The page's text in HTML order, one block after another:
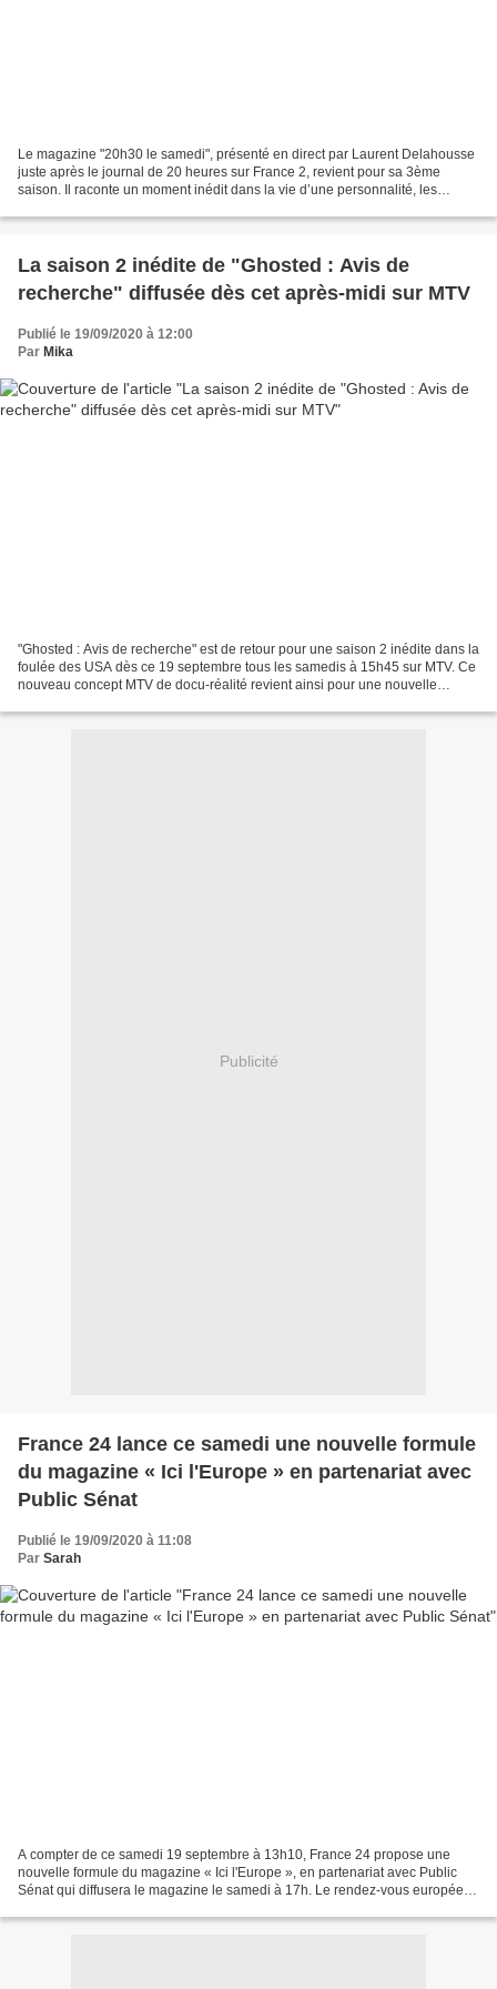
Le magazine "20h30 le samedi", présenté en direct par Laurent Delahousse
juste après le journal de 20 heures sur France 2, revient pour sa 3ème
saison. Il raconte un moment inédit dans la vie d’une personnalité, les
La saison 2 inédite de "Ghosted : Avis de
recherche" diffusée dès cet après-midi sur MTV
Publié le 19/09/2020 à 12:00
Par Mika
"Ghosted : Avis de recherche" est de retour pour une saison 2 inédite dans la
foulée des USA dès ce 19 septembre tous les samedis à 15h45 sur MTV. Ce
nouveau concept MTV de docu-réalité revient ainsi pour une nouvelle
Publicité
France 24 lance ce samedi une nouvelle formule
du magazine « Ici l'Europe » en partenariat avec
Public Sénat
Publié le 19/09/2020 à 11:08
Par Sarah
A compter de ce samedi 19 septembre à 13h10, France 24 propose une
nouvelle formule du magazine « Ici l'Europe », en partenariat avec Public
Sénat qui diffusera le magazine le samedi à 17h. Le rendez-vous européen